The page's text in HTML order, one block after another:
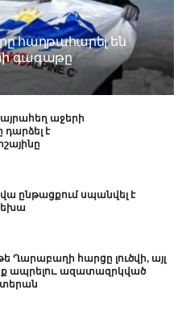
հաղթահարել են
գագաթը
աջերի
դարձել է
ընթացքում սպանվել է
Ղարաբաղի հարցը լուծվի, այլ
ապրելու. ազատազրկված